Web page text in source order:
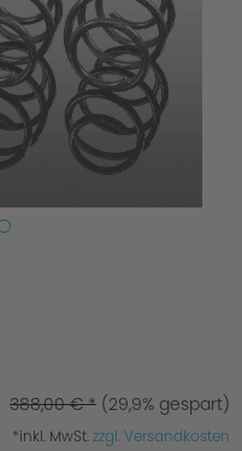
388,00 € * (29,9% gespart)
*inkl. MwSt.zzgl. Versandkosten